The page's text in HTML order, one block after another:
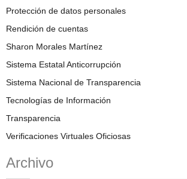
Protección de datos personales
Rendición de cuentas
Sharon Morales Martínez
Sistema Estatal Anticorrupción
Sistema Nacional de Transparencia
Tecnologías de Información
Transparencia
Verificaciones Virtuales Oficiosas
Archivo